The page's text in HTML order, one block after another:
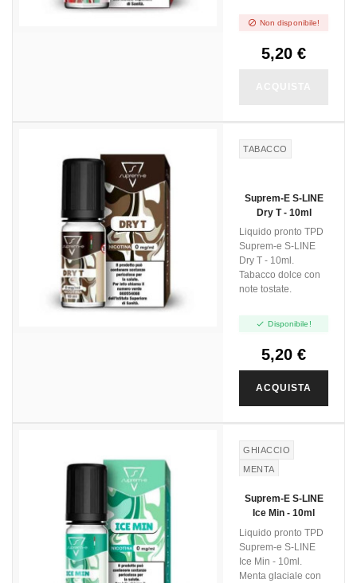
 Non disponibile!
5,20 €
TABACCO
Suprem-E S-LINE
Dry T - 10ml
Liquido pronto TPD
Suprem-e S-LINE
Dry T - 10ml.
Tabacco dolce con
note tostate.
 Disponibile!
5,20 €
ACQUISTA
GHIACCIO
MENTA
Suprem-E S-LINE
Ice Min - 10ml
Liquido pronto TPD
Suprem-e S-LINE
Ice Min - 10ml.
Menta glaciale con